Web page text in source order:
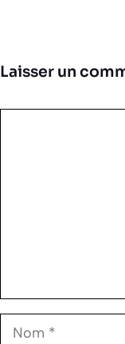
Laisser un
Nom